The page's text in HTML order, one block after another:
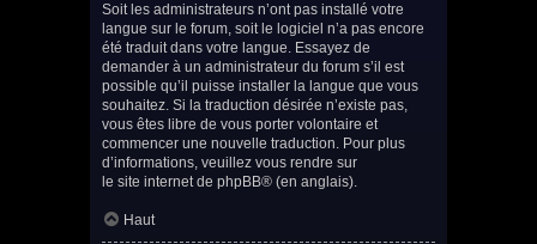
Soit les administrateurs n’ont pas installé votre
langue sur le forum, soit le logiciel n’a pas encore
été traduit dans votre langue. Essayez de
demander à un administrateur du forum s’il est
possible qu’il puisse installer la langue que vous
souhaitez. Si la traduction désirée n’existe pas,
vous êtes libre de vous porter volontaire et
commencer une nouvelle traduction. Pour plus
d’informations, veuillez vous rendre sur
le site internet de phpBB® (en anglais).
Haut